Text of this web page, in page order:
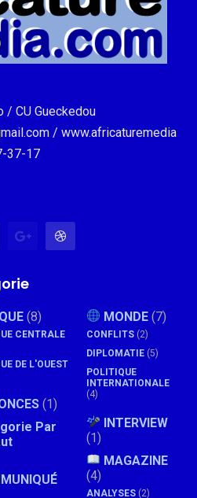
/ CU Gueckedou
/ www.africaturemedia
37-17
(8)
CENTRALE
DE L'OUEST
(1)
Par
MONDE (7)
CONFLITS (2)
DIPLOMATIE (5)
POLITIQUE
INTERNATIONALE
(4)
INTERVIEW
(1)
MAGAZINE
(4)
ANALYSES (2)